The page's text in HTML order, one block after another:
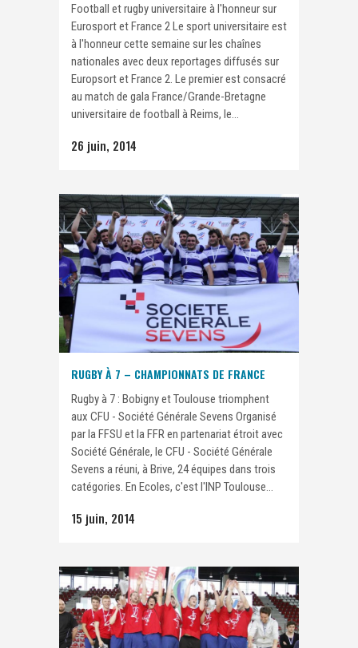
Football et rugby universitaire à l'honneur sur
Eurosport et France 2 Le sport universitaire est
à l'honneur cette semaine sur les chaînes
nationales avec deux reportages diffusés sur
Europsort et France 2. Le premier est consacré
au match de gala France/Grande-Bretagne
universitaire de football à Reims, le...
26 juin, 2014
RUGBY À 7 – CHAMPIONNATS DE FRANCE
Rugby à 7 : Bobigny et Toulouse triomphent
aux CFU - Société Générale Sevens Organisé
par la FFSU et la FFR en partenariat étroit avec
Société Générale, le CFU - Société Générale
Sevens a réuni, à Brive, 24 équipes dans trois
catégories. En Ecoles, c'est l'INP Toulouse...
15 juin, 2014